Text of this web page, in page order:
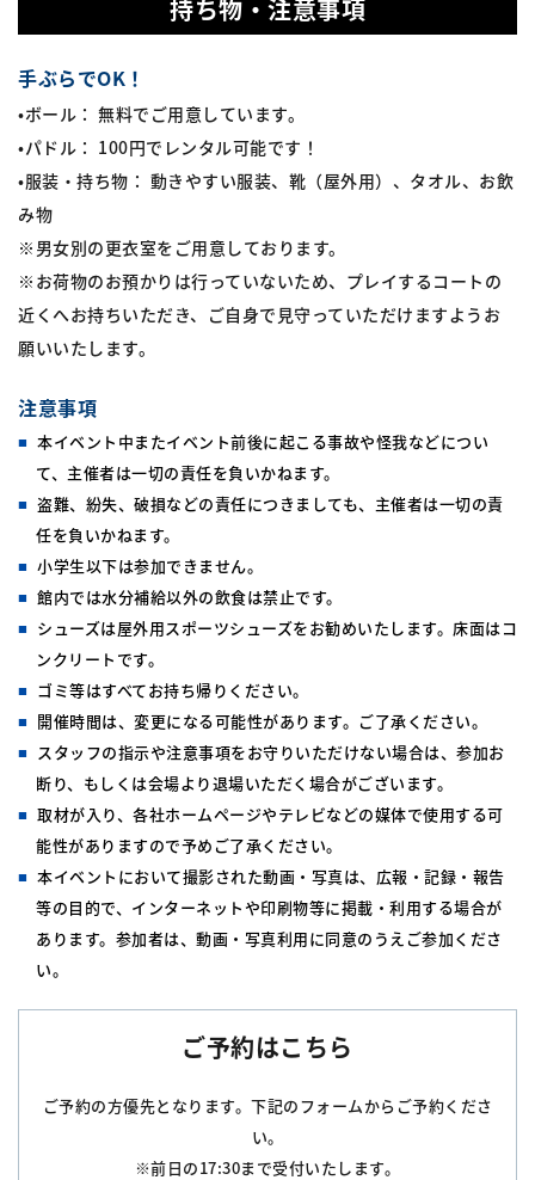
持ち物・注意事項
手ぶらでOK！
•ボール： 無料でご用意しています。
•パドル： 100円でレンタル可能です！
•服装・持ち物： 動きやすい服装、靴（屋外用）、タオル、お飲
み物
※男女別の更衣室をご用意しております。
※お荷物のお預かりは行っていないため、プレイするコートの
近くへお持ちいただき、ご自身で見守っていただけますようお
願いいたします。
注意事項
本イベント中またイベント前後に起こる事故や怪我などについ
て、主催者は一切の責任を負いかねます。
盗難、紛失、破損などの責任につきましても、主催者は一切の責
任を負いかねます。
小学生以下は参加できません。
館内では水分補給以外の飲食は禁止です。
シューズは屋外用スポーツシューズをお勧めいたします。床面はコ
ンクリートです。
ゴミ等はすべてお持ち帰りください。
開催時間は、変更になる可能性があります。ご了承ください。
スタッフの指示や注意事項をお守りいただけない場合は、参加お
断り、もしくは会場より退場いただく場合がございます。
取材が入り、各社ホームページやテレビなどの媒体で使用する可
能性がありますので予めご了承ください。
本イベントにおいて撮影された動画・写真は、広報・記録・報告
等の目的で、インターネットや印刷物等に掲載・利用する場合が
あります。参加者は、動画・写真利用に同意のうえご参加くださ
い。
ご予約はこちら
ご予約の方優先となります。下記のフォームからご予約くださ
い。
※前日の17:30まで受付いたします。